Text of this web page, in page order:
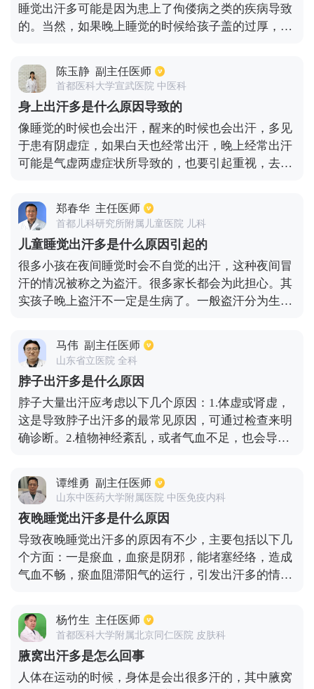
睡觉出汗多可能是因为患上了佝偻病之类的疾病导致
的。当然，如果晚上睡觉的时候给孩子盖的过厚，让
多。当孩子出现了睡觉的时候出汗多的情况时，应注
意先查出引起此种情况的原因，若只是睡眠环境问
题，只需注意调整环境即可，若是由于病理性因素导
致的，则需及时的针对病因进行治疗。
陈玉静 副主任医师
首都医科大学宣武医院 中医科
身上出汗多是什么原因导致的
像睡觉的时候也会出汗，醒来的时候也会出汗，多见
于患有阴虚症，如果白天也经常出汗，晚上经常出汗
可能是气虚两虚症状所导致的，也要引起重视，去医
很多的，如果是病理性因素所导致的话，是需要进行
对症治疗，在医生的安排下服用药物来进行病情的控
制，如果是生理性所引起的出汗多可以从日常的饮食
以及生活中进行改善，多加注重调理，在出汗多之
后，首先要分清楚是病理性因素导致的，还是生理性
因素导致的。
郑春华 主任医师
首都儿科研究所附属儿童医院 儿科
儿童睡觉出汗多是什么原因引起的
很多小孩在夜间睡觉时会不自觉的出汗，这种夜间冒
汗的情况被称之为盗汗。很多家长都会为此担心。其
实孩子晚上盗汗不一定是生病了。一般盗汗分为生理
的盗汗，所以家长不用过于担心。由于儿童正处于生
长发育阶段，植物神经调节功能还不完善，一些孩子
体内水分多，新陈代谢旺盛，所以晚上睡觉时容易出
汗。如果孩子睡觉前活动过多，活动力度过大或是刚
进食后不久，就会造成孩子睡觉后出汗较多。病理性
的盗汗主要集中在三岁以下的儿童，多见于佝偻病，
孩子血钙偏低造成上半夜不停的出汗。而结核病儿童
瘦，食欲不振的症状。
马伟 副主任医师
山东省立医院 全科
脖子出汗多是什么原因
脖子大量出汗应考虑以下几个原因：1.体虚或肾虚，
这是导致脖子出汗多的最常见原因，可通过检查来明
确诊断。2.植物神经紊乱，或者气血不足，也会导致
理压力，也容易导致出汗，所以我们应该保持愉快的
心情，缓解压力。4.也可能是由高温引起的，但如果
温度不是很高，出汗却还是很多，可能是由于身体问
题，及时就医检查治疗是很有必要的。
谭维勇 副主任医师
山东中医药大学附属医院 中医免疫内科
夜晚睡觉出汗多是什么原因
导致夜晚睡觉出汗多的原因有不少，主要包括以下几
个方面：一是瘀血，血瘀是阴邪，能堵塞经络，造成
气血不畅，瘀血阻滞阳气的运行，引发出汗多的情
盛，会迫使体液流出并导致出汗。
杨竹生 主任医师
首都医科大学附属北京同仁医院 皮肤科
腋窝出汗多是怎么回事
人体在运动的时候，身体是会出很多汗的，其中腋窝